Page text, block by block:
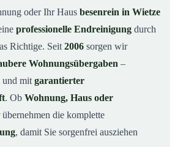
in Wietze?
in Wietze ab
für eine Endreinigung
Endreinigung in
oder Ihr Haus besenrein in Wietze
professionelle Endreinigung durch
Richtige. Seit 2006 sorgen wir
Wohnungsübergaben –
und mit garantierter
. Ob Wohnung, Haus oder
die komplette
, damit Sie sorgenfrei ausziehen